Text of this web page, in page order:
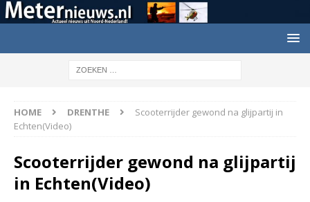
HOME DRENTHE
Scooterrijder gewond na glijpartij in
Echten(Video)
Scooterrijder gewond na glijpartij
in Echten(Video)